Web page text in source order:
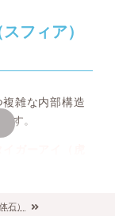
フィア）
雑な内部構造
す。
石）